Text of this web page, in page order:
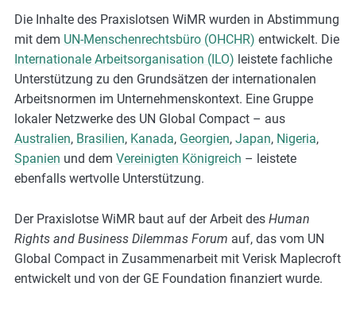
Die Inhalte des Praxislotsen WiMR wurden in Abstimmung
mit dem UN-Menschenrechtsbüro (OHCHR) entwickelt. Die
Internationale Arbeitsorganisation (ILO) leistete fachliche
Unterstützung zu den Grundsätzen der internationalen
Arbeitsnormen im Unternehmenskontext. Eine Gruppe
lokaler Netzwerke des UN Global Compact – aus
Australien, Brasilien, Kanada, Georgien, Japan, Nigeria,
Spanien und dem Vereinigten Königreich – leistete
ebenfalls wertvolle Unterstützung.
Der Praxislotse WiMR baut auf der Arbeit des Human
Rights and Business Dilemmas Forum auf, das vom UN
Global Compact in Zusammenarbeit mit Verisk Maplecroft
entwickelt und von der GE Foundation finanziert wurde.